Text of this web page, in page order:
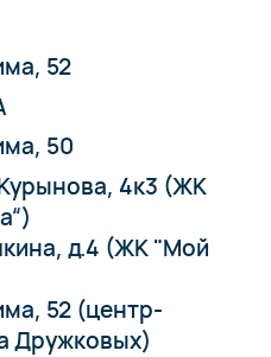
52
50
4к3 (ЖК
д.4 (ЖК "Мой
52 (центр-
Дружковых)